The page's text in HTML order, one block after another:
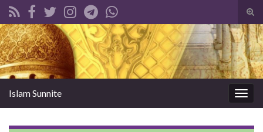
Search for:
Islam Sunnite